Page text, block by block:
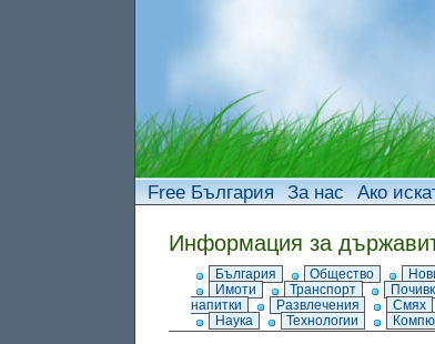
Free България За нас Ако
Информация за
България Общество
Имоти
Транспорт
напитки
Развлечения Смях
Наука
Технологии